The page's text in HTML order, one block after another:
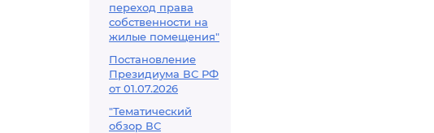
переход права
собственности на
жилые помещения"
Постановление
Президиума ВС РФ
от 01.07.2026
"Тематический
обзор ВС